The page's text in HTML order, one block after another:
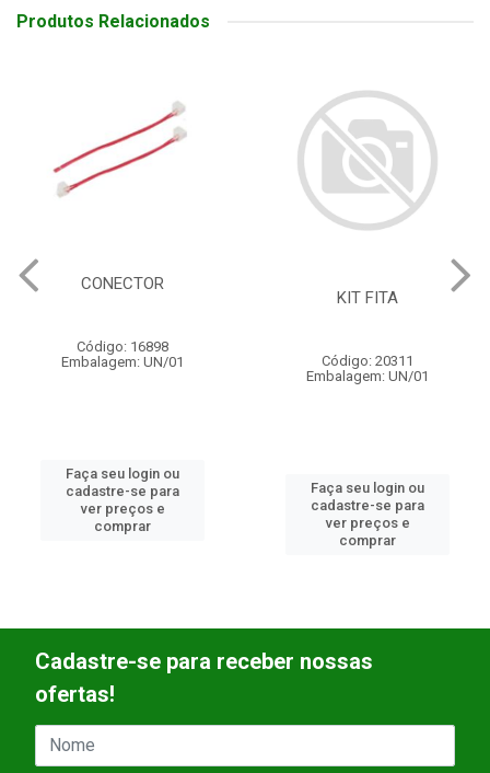
Produtos Relacionados
CONECTOR
Código: 16898
Embalagem: UN/01
Faça seu login ou
cadastre-se para
ver preços e
comprar
KIT FITA
Código: 20311
Embalagem: UN/01
Faça seu login ou
cadastre-se para
ver preços e
comprar
Cadastre-se para receber nossas
ofertas!